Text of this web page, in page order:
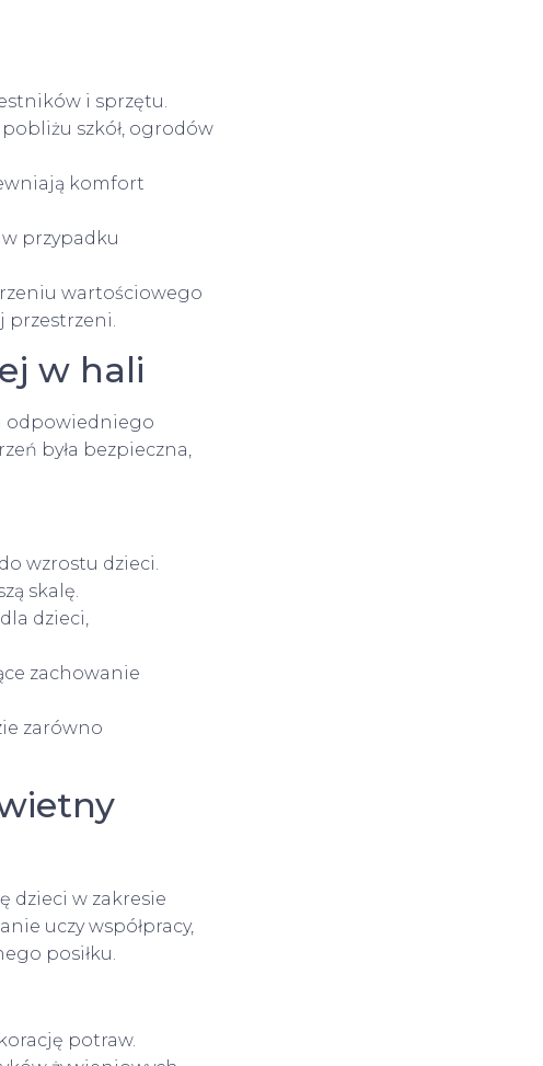
i sprzętu.
szkół, ogrodów
komfort
przypadku
wartościowego
w hali
odpowiedniego
była bezpieczna,
wzrostu dzieci.
skalę.
dzieci,
zachowanie
zarówno
dzieci w zakresie
uczy współpracy,
posiłku.
potraw.